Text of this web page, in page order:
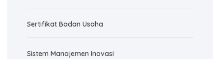
Sertifikat Badan Usaha
Sistem Manajemen Inovasi